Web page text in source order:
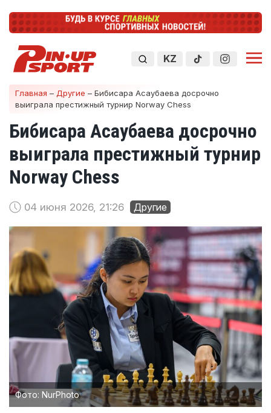
KZ
Главная – Другие – Бибисара Асаубаева досрочно
выиграла престижный турнир Norway Chess
Бибисара Асаубаева досрочно
выиграла престижный турнир
Norway Chess
04 июня 2026, 21:26 Другие
Фото: NurPhoto